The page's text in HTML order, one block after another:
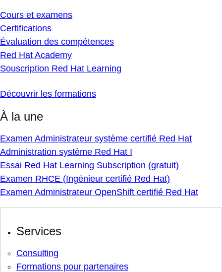
Cours et examens
Certifications
Évaluation des compétences
Red Hat Academy
Souscription Red Hat Learning
Découvrir les formations
À la une
Examen Administrateur système certifié Red Hat
Administration système Red Hat I
Essai Red Hat Learning Subscription (gratuit)
Examen RHCE (Ingénieur certifié Red Hat)
Examen Administrateur OpenShift certifié Red Hat
Services
Consulting
Formations pour partenaires